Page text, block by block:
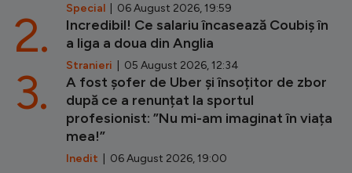
Special | 06 August 2026, 19:59
Incredibil! Ce salariu încasează Coubiș în
a liga a doua din Anglia
Stranieri | 05 August 2026, 12:34
2.
A fost șofer de Uber și însoțitor de zbor
după ce a renunțat la sportul
profesionist: ”Nu mi-am imaginat în viața
mea!”
Inedit | 06 August 2026, 19:00
3.